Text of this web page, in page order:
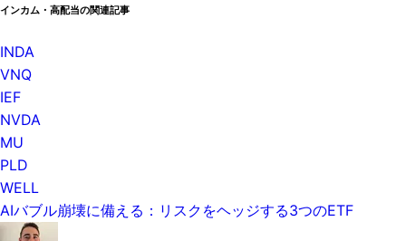
インカム・高配当の関連記事
INDA
VNQ
IEF
NVDA
MU
PLD
WELL
AIバブル崩壊に備える：リスクをヘッジする3つのETF